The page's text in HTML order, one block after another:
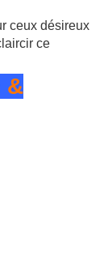
ceux désireux
ce
&